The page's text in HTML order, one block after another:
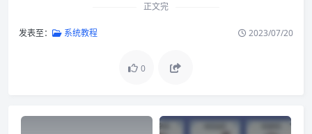
正文完
发表至： 系统教程 2023/07/20
0